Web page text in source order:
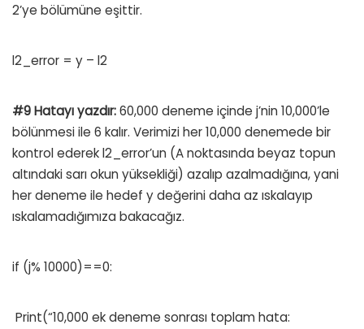
2’ye bölümüne eşittir.
l2_error = y – l2
#9 Hatayı yazdır:60,000 deneme içinde j’nin 10,000’le
bölünmesi ile 6 kalır. Verimizi her 10,000 denemede bir
kontrol ederek l2_error’un (A noktasında beyaz topun
altındaki sarı okun yüksekliği) azalıp azalmadığına, yani
her deneme ile hedef y değerini daha az ıskalayıp
ıskalamadığımıza bakacağız.
if (j% 10000)==0:
Print(“10,000 ek deneme sonrası toplam hata: